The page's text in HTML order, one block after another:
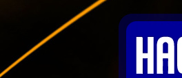
Panneau de gestion des cookies